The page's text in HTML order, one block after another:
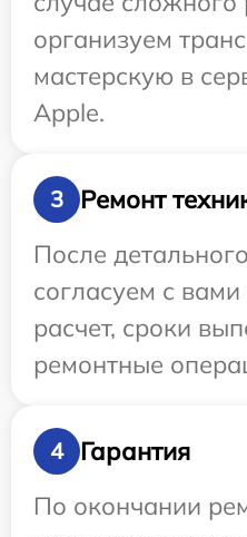
организуем
мастерскую в
Apple.
3
Ремонт
После
согласуем с
расчет, сроки
ремонтные
4
Гарантия
По окончании